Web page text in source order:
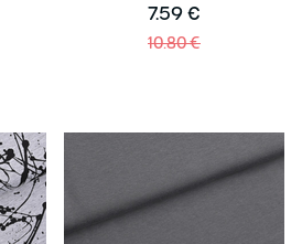
7.59 €
10.80 €